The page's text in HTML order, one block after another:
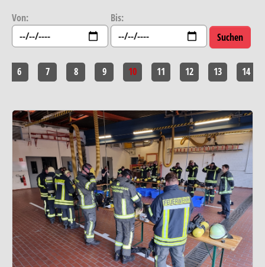
Von: Bis:
6 7 8 9 10 11 12 13 14